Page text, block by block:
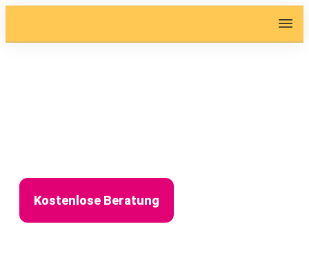
Kostenlose Beratung